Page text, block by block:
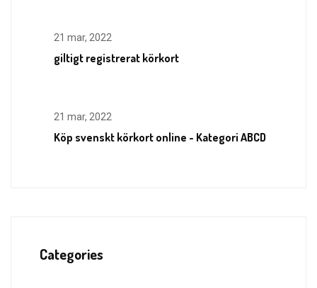
21 mar, 2022
giltigt registrerat körkort
21 mar, 2022
Köp svenskt körkort online - Kategori ABCD
Categories